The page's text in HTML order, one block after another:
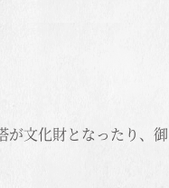
が文化財となったり、御